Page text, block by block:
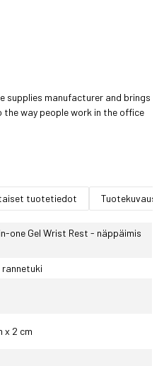
supplies manufacturer and brings
way people work in the office
tuotetiedot Tuotekuvaus
one Gel Wrist Rest - näppäimis
x 2 cm